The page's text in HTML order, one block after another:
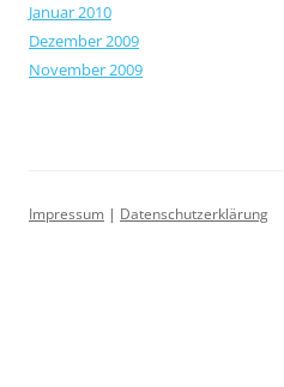
Januar 2010
Dezember 2009
November 2009
Impressum | Datenschutzerklärung